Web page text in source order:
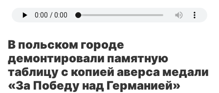
В польском городе
демонтировали памятную
таблицу с копией аверса медали
«За Победу над Германией»